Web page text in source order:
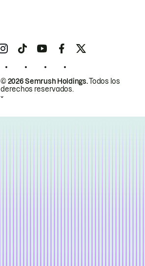
© 2026 Semrush Holdings.Todos los
derechos reservados.